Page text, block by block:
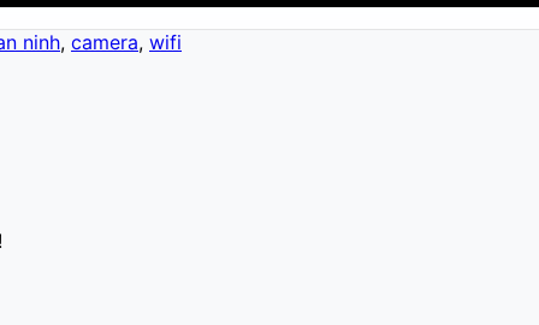
ninh, camera, wifi